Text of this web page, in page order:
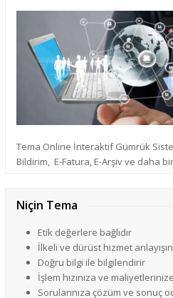
Tema Online İnteraktif Gümrük
Bildirim, E-Fatura, E-Arşiv ve daha
Niçin Tema
Etik değerlere bağlıdır
İlkeli ve dürüst hizmet
Doğru bilgi ile bilgilendirir
İşlem hızınıza ve
Sorularınıza çözüm ve sonuç